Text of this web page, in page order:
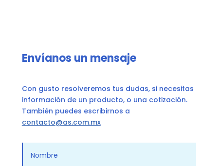
Envíanos un mensaje
Con gusto resolveremos tus dudas, si necesitas
información de un producto, o una cotización.
También puedes escribirnos a
contacto@as.com.mx